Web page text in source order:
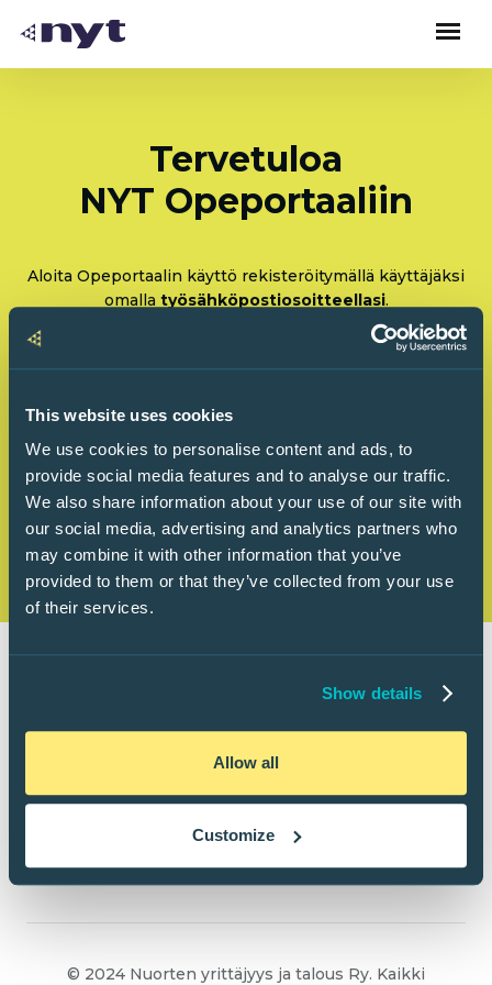
This website uses cookies
We use cookies to personalise content and ads, to
provide social media features and to analyse our traffic.
We also share information about your use of our site with
our social media, advertising and analytics partners who
may combine it with other information that you’ve
provided to them or that they’ve collected from your use
of their services.
Show details
Allow all
Customize
Tervetuloa
NYT Opeportaaliin
Aloita Opeportaalin käyttö rekisteröitymällä käyttäjäksi
omalla työsähköpostiosoitteellasi.
Rekisteröidy: Olen tulossa käyttämään Opeportaalia
ensimmäistä kertaa
Kirjaudu sisään: Olen käyttänyt Opeportaalia
ennenkin
© 2024 Nuorten yrittäjyys ja talous Ry. Kaikki